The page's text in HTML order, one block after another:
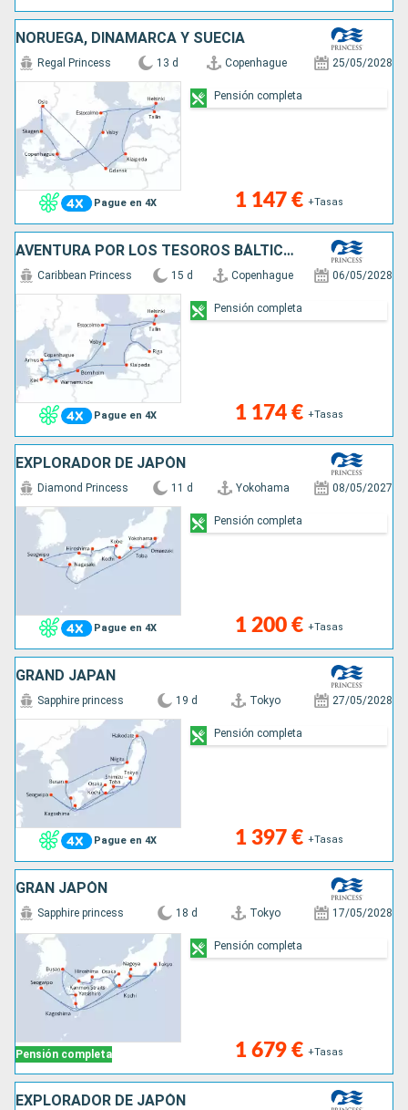
NORUEGA, DINAMARCA Y SUECIA
Pague en 4X
Regal Princess 13 d Copenhague 25/05/2028
1 147 € +Tasas
Pensión completa
AVENTURA POR LOS TESOROS BÁLTICOS
Pague en 4X
Caribbean Princess 15 d Copenhague 06/05/2028
1 174 € +Tasas
Pensión completa
EXPLORADOR DE JAPÓN
Pague en 4X
Diamond Princess 11 d Yokohama 08/05/2027
1 200 € +Tasas
Pensión completa
GRAND JAPAN
Pague en 4X
Sapphire princess 19 d Tokyo 27/05/2028
1 397 € +Tasas
Pensión completa
GRAN JAPÓN
Pensión completa
Sapphire princess 18 d Tokyo 17/05/2028
1 679 € +Tasas
Pensión completa
EXPLORADOR DE JAPÓN